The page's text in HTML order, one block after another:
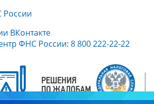
России
ВКонтакте
ФНС России: 8 800 222-22-22